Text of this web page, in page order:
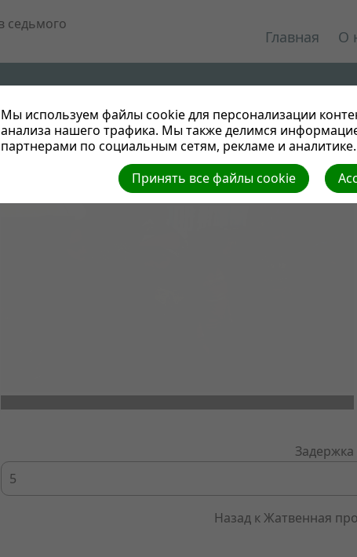
Главная О
Жатвенная программ 2017
Задержка
Назад к Жатвенная
Мы используем файлы cookie для персонализации
анализа нашего трафика. Мы также делимся
партнерами по социальным сетям, рекламе и аналитике.
Принять все файлы cookie